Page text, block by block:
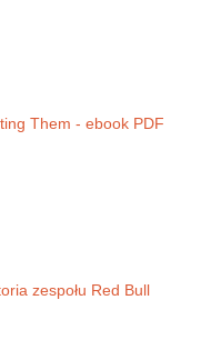
Them - ebook PDF
zespołu Red Bull